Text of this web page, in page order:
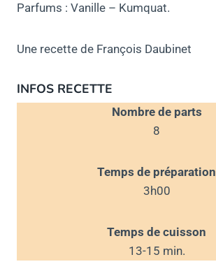
Parfums : Vanille – Kumquat.
Une recette de François Daubinet
INFOS RECETTE
Nombre de parts
8
Temps de préparation
3h00
Temps de cuisson
13-15 min.